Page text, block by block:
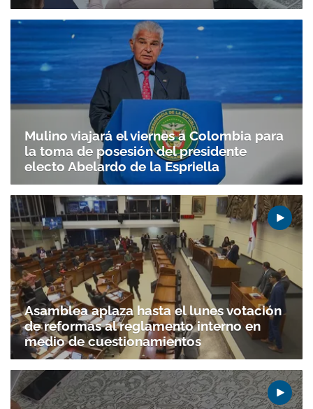
Mulino viajará el viernes a Colombia para
la toma de posesión del presidente
electo Abelardo de la Espriella
Asamblea aplaza hasta el lunes votación
de reformas al reglamento interno en
medio de cuestionamientos